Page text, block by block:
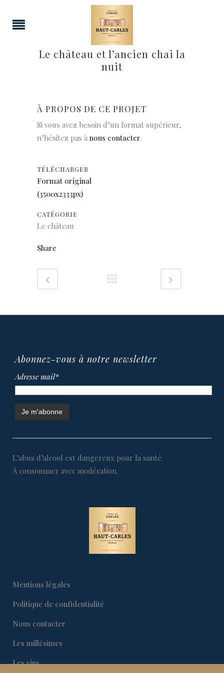
Le château et l’ancien chai la
nuit
À PROPOS DE CE PROJET
Si vous avez besoin d’un format supérieur,
n’hésitez pas à nous contacter.
TÉLÉCHARGER
Format original
(3500x2333px)
CATÉGORIE
Le château
Share
Abonnez-vous à notre newsletter
Adresse mail*
L’abus d’alcool est dangereux pour la santé.
À consommer avec modération.
Mentions légales
Politique de confidentialité
Nous contacter
Les millésimes
Les vins